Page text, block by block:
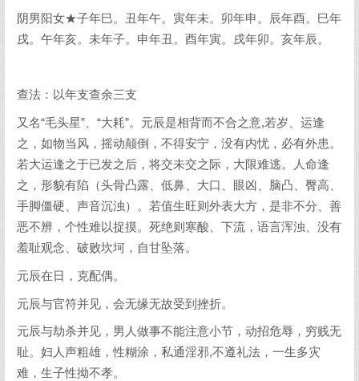
阴男阳女★子年巳。丑年午。寅年未。卯年申。辰年酉。巳年
戌。午年亥。未年子。申年丑。酉年寅。戌年卯。亥年辰。
查法：以年支查余三支
又名“毛头星”、“大耗”。元辰是相背而不合之意,若岁、运逢
之，如物当风，摇动颠倒，不得安宁，没有内忧，必有外患。
若大运逢之于已发之后，将交未交之际，大限难逃。人命逢
之，形貌有陷（头骨凸露、低鼻、大口、眼凶、脑凸、臀高、
手脚僵硬、声音沉浊）。若值生旺则外表大方，是非不分、善
恶不辨，个性难以捉摸。死绝则寒酸、下流，语言浑浊、没有
羞耻观念、破败坎坷，自甘坠落。
元辰在日，克配偶。
元辰与官符并见，会无缘无故受到挫折。
元辰与劫杀并见，男人做事不能注意小节，动招危辱，穷贱无
耻。妇人声粗雄，性糊涂，私通淫邪,不遵礼法，一生多灾
难，生子性拗不孝。